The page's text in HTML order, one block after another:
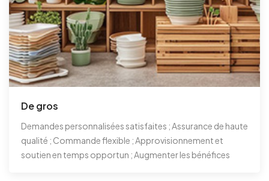
De gros
Demandes personnalisées satisfaites ; Assurance de haute
qualité ; Commande flexible ; Approvisionnement et
soutien en temps opportun ; Augmenter les bénéfices